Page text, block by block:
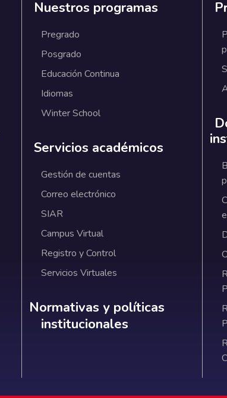
Nuestros programas
Pregrado
Posgrado
Educación Continua
Idiomas
Winter School
Servicios académicos
Gestión de cuentas
Correo electrónico
SIAR
Campus Virtual
Registro y Control
Servicios Virtuales
Normativas y políticas
Normativas y políticas
institucionales